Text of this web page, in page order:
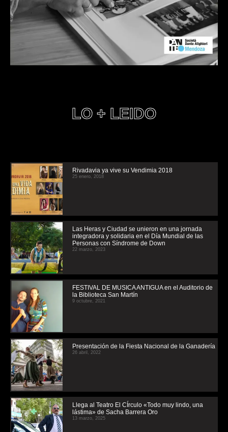
LO + LEIDO
Rivadavia ya vive su Vendimia 2018
25 enero, 2018
Las Heras y Ciudad se unieron en una jornada
integradora y solidaria en el Día Mundial de las
Personas con Síndrome de Down
22 marzo, 2023
FESTIVAL DE MUSICA ANTIGUA en el Auditorio de
la Biblioteca San Martín
9 octubre, 2021
Presentación de la Fiesta Nacional de la Ganadería
26 abril, 2022
Llega al Teatro El CÍrculo «Todo muy lindo, una
lástima» de Sacha Barrera Oro
13 marzo, 2025